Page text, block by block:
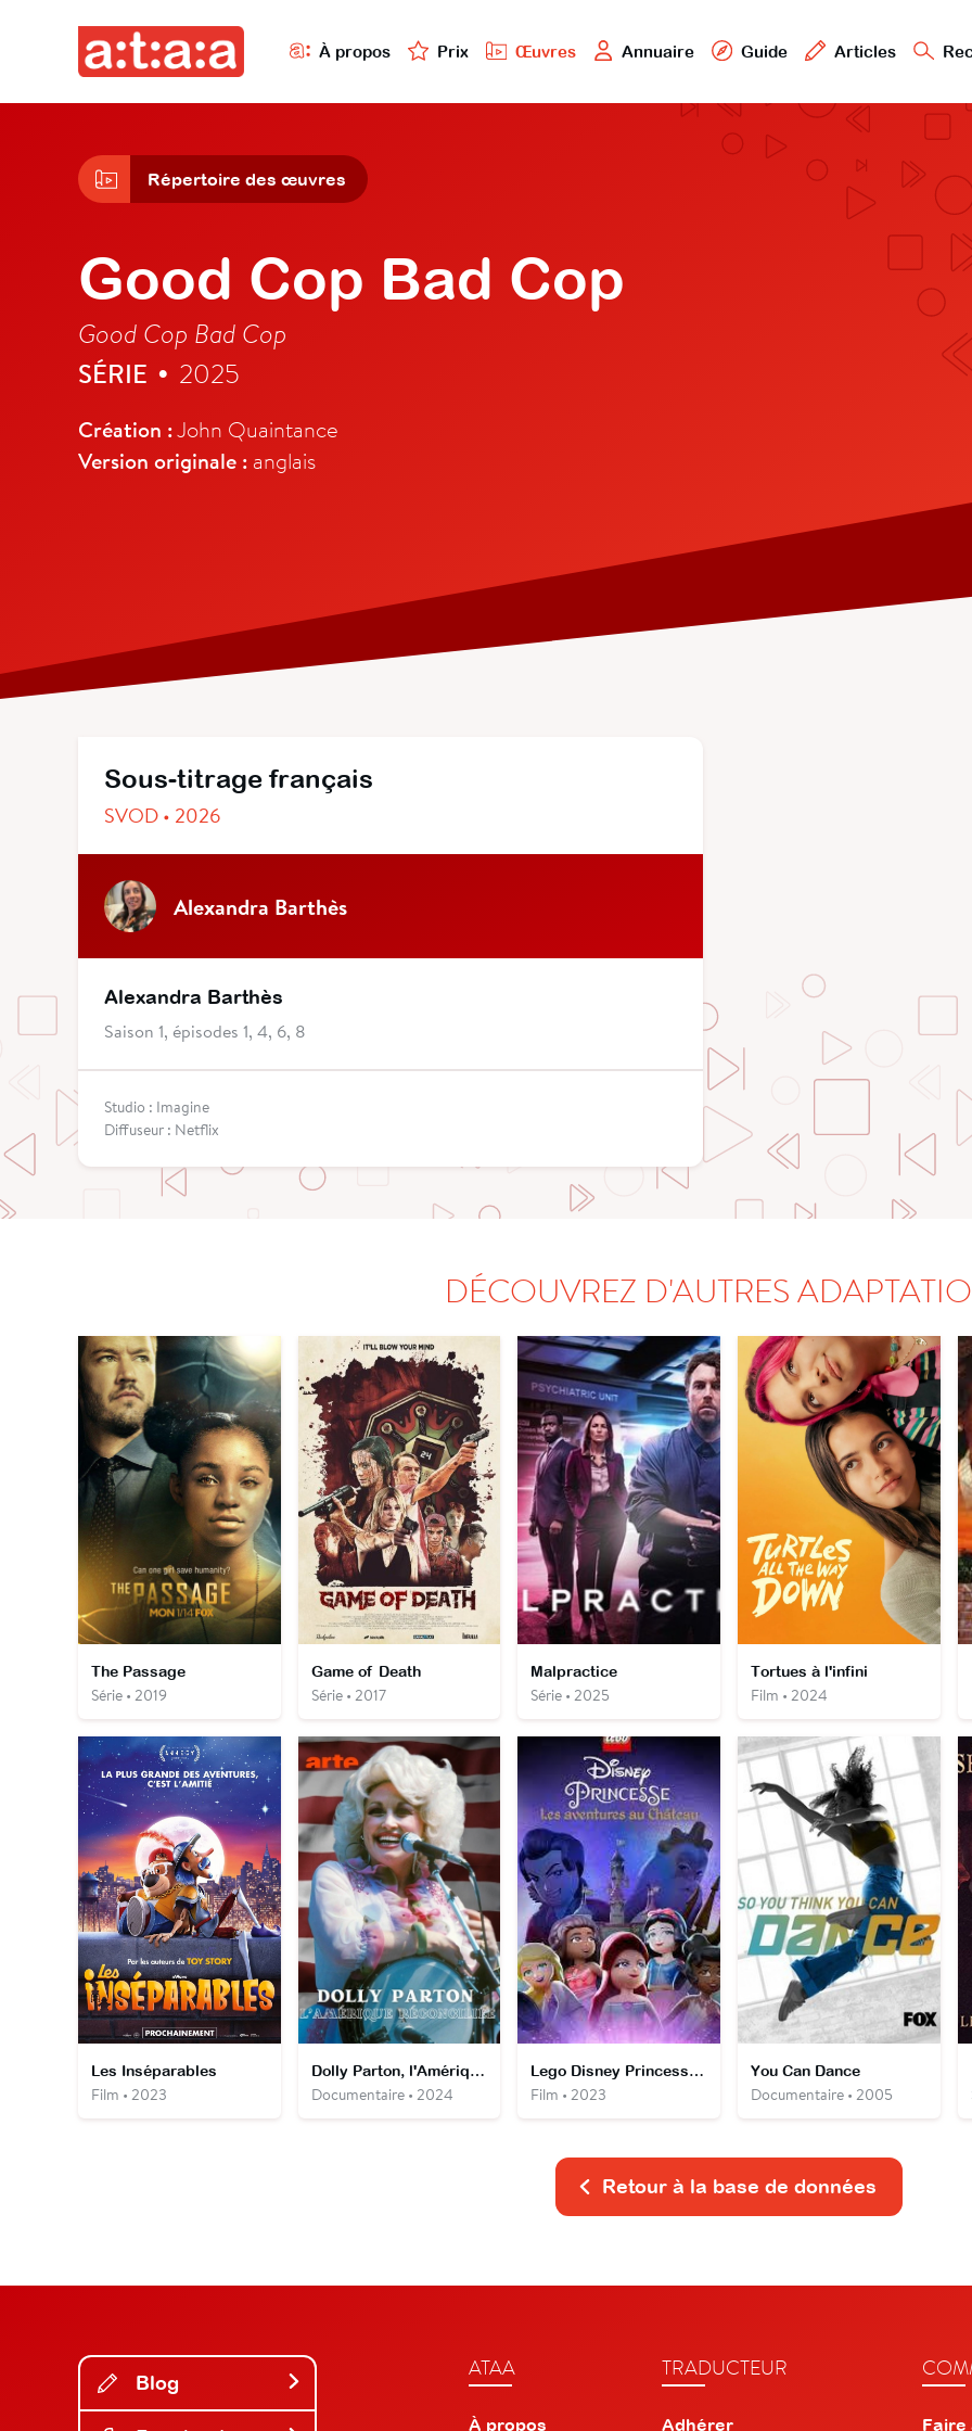
À propos Prix Œuvres Annuaire Guide Articles
Répertoire des œuvres
Good Cop Bad Cop
Good Cop Bad Cop
SÉRIE • 2025
Création :John Quaintance
Version originale : anglais
Sous-titrage français
SVOD • 2026
Alexandra Barthès
Alexandra Barthès
Saison 1, épisodes 1, 4, 6, 8
Studio : Imagine
Diffuseur : Netflix
DÉCOUVREZ D'AUTRES
The Passage
Série • 2019
Game of Death
Série • 2017
Malpractice
Série • 2025
Tortues à l'infini
Film • 2024
Les Inséparables
Film • 2023
Dolly Parton, l'Amérique réconciliée
Documentaire • 2024
Lego Disney Princesse : Les aventures au château
Film • 2023
You Can Dance
Documentaire • 2005
Retour à la base de données
Blog
ATAA
À propos
TRADUCTEUR
Adhérer